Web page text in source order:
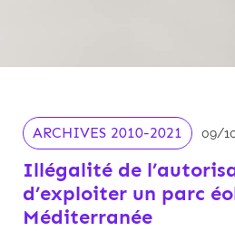
ARCHIVES 2010-2021 09/
Illégalité de
d’exploiter un parc
Méditerranée